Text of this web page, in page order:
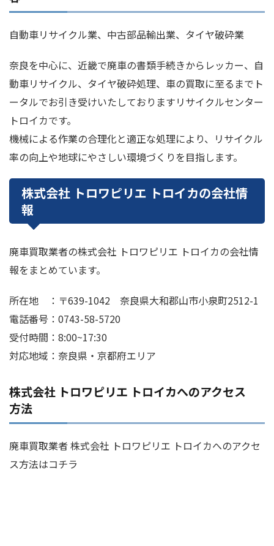
自動車リサイクル業、中古部品輸出業、タイヤ破砕業
奈良を中心に、近畿で廃車の書類手続きからレッカー、自
動車リサイクル、タイヤ破砕処理、車の買取に至るまでト
ータルでお引き受けいたしておりますリサイクルセンター
トロイカです。
機械による作業の合理化と適正な処理により、リサイクル
率の向上や地球にやさしい環境づくりを目指します。
株式会社 トロワピリエ トロイカの会社情
報
廃車買取業者の株式会社 トロワピリエ トロイカの会社情
報をまとめています。
所在地 ：〒639-1042 奈良県大和郡山市小泉町2512-1
電話番号：0743-58-5720
受付時間：8:00~17:30
対応地域：奈良県・京都府エリア
株式会社 トロワピリエ トロイカへのアクセス
方法
廃車買取業者 株式会社 トロワピリエ トロイカへのアクセ
ス方法はコチラ